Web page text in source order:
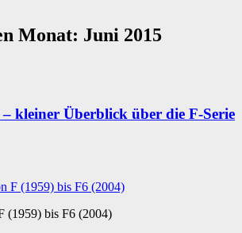
Monat: Juni 2015
kleiner Überblick über die F-Serie
(1959) bis F6 (2004)